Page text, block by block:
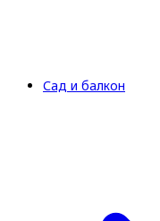
Сад и балкон